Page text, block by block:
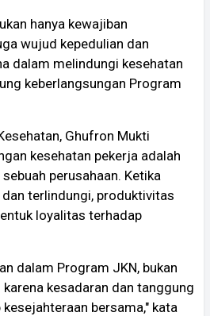
hanya kewajiban
wujud kepedulian dan
dalam melindungi kesehatan
keberlangsungan Program
Ghufron Mukti
kesehatan pekerja adalah
perusahaan. Ketika
terlindungi, produktivitas
loyalitas terhadap
dalam Program JKN, bukan
kesadaran dan tanggung
bersama," kata